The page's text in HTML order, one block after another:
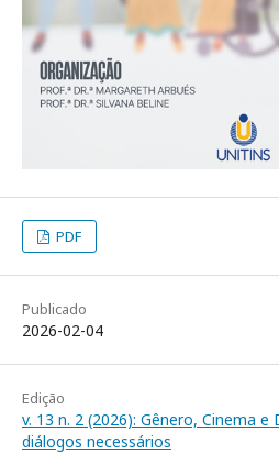
PDF
Publicado
2026-02-04
Edição
v. 13 n. 2 (2026): Gênero, Cinema
diálogos necessários